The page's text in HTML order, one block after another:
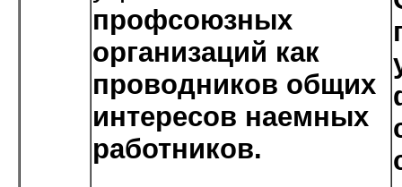
профсоюзных
организаций как
проводников общих
интересов наемных
работников.